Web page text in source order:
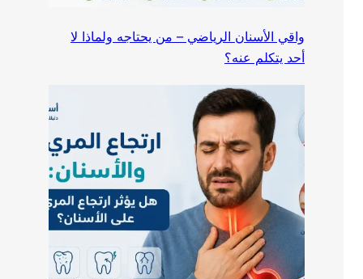
واقي الأسنان الرياضي – من يحتاجه ولماذا لا
أحد يتكلم عنه؟